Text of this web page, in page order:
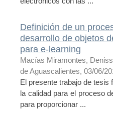
Definición de un
desarrollo de objetos
para e-learning
Macías Miramontes,
de Aguascalientes, 03/06/
El presente trabajo de tesis
la calidad para el proceso
para proporcionar ...